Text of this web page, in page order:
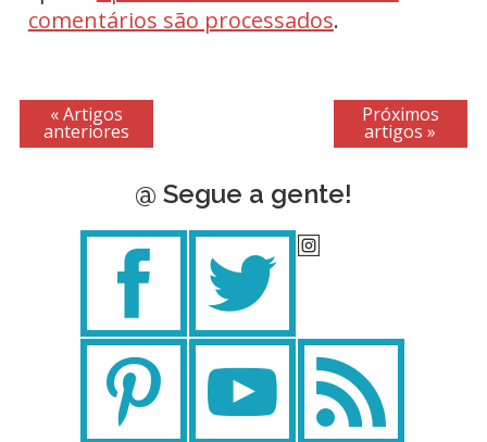
comentários são processados.
« Artigos
anteriores
Próximos
artigos »
@ Segue a gente!